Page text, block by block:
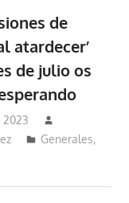
de
atardecer’
de julio os
2023
Generales,